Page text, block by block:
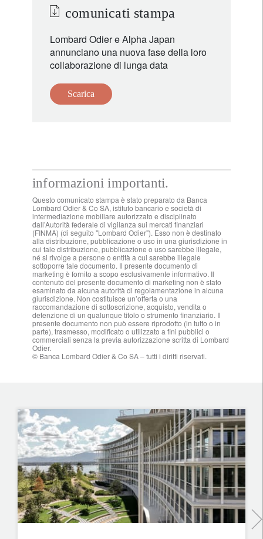
comunicati stampa
Lombard Odier e Alpha Japan
annunciano una nuova fase della loro
collaborazione di lunga data
Scarica
informazioni importanti.
Questo comunicato stampa è stato preparato da Banca
Lombard Odier & Co SA, istituto bancario e società di
intermediazione mobiliare autorizzato e disciplinato
dall’Autorità federale di vigilanza sui mercati finanziari
(FINMA) (di seguito "Lombard Odier"). Esso non è destinato
alla distribuzione, pubblicazione o uso in una giurisdizione in
cui tale distribuzione, pubblicazione o uso sarebbe illegale,
né si rivolge a persone o entità a cui sarebbe illegale
sottoporre tale documento. Il presente documento di
marketing è fornito a scopo esclusivamente informativo. Il
contenuto del presente documento di marketing non è stato
esaminato da alcuna autorità di regolamentazione in alcuna
giurisdizione. Non costituisce un’offerta o una
raccomandazione di sottoscrizione, acquisto, vendita o
detenzione di un qualunque titolo o strumento finanziario. Il
presente documento non può essere riprodotto (in tutto o in
parte), trasmesso, modificato o utilizzato a fini pubblici o
commerciali senza la previa autorizzazione scritta di Lombard
Odier.
© Banca Lombard Odier & Co SA – tutti i diritti riservati.